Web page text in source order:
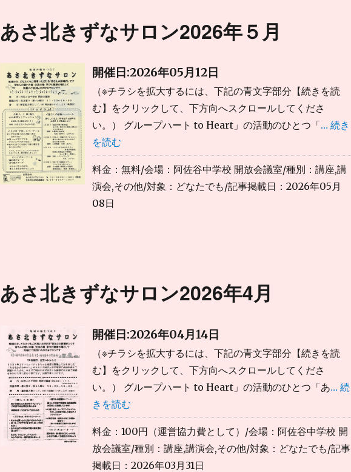
あさ北きずなサロン2026年５月
開催日:2026年05月12日
（※チラシを拡大するには、下記の青文字部分【続きを読
む】をクリックして、下方向へスクロールしてくださ
い。） グループハート to Heart」の活動のひとつ「… 続き
を読む
料金： 無料/会場：阿佐谷中学校 開放会議室/種別：講座,講
演会,その他/対象：どなたでも/記事掲載日：2026年05月
08日
あさ北きずなサロン2026年4月
開催日:2026年04月14日
（※チラシを拡大するには、下記の青文字部分【続きを読
む】をクリックして、下方向へスクロールしてくださ
い。） グループハート to Heart」の活動のひとつ「あ… 続
きを読む
料金：100円（運営協力費として）/会場：阿佐谷中学校 開
放会議室/種別：講座,講演会,その他/対象：どなたでも/記事
掲載日：2026年03月31日